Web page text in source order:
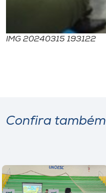
IMG 20240315 193122
Confira também